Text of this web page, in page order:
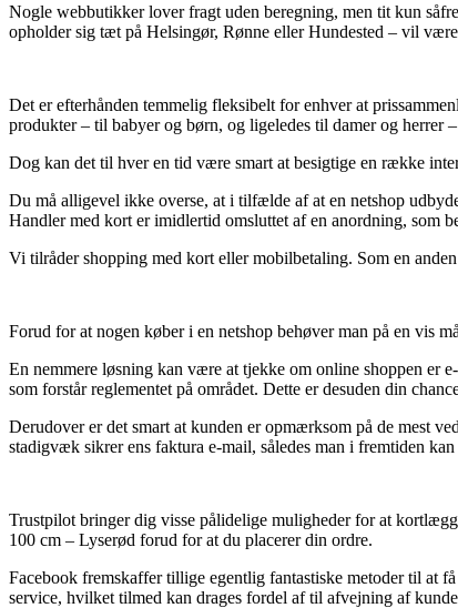
Nogle webbutikker lover fragt uden beregning, men tit kun
opholder sig tæt på Helsingør, Rønne eller Hundested – vil
Det er efterhånden temmelig fleksibelt for enhver at
produkter – til babyer og børn, og ligeledes til damer og herrer
Dog kan det til hver en tid være smart at besigtige en række
Du må alligevel ikke overse, at i tilfælde af at en netshop
Handler med kort er imidlertid omsluttet af en anordning, som
Vi tilråder shopping med kort eller mobilbetaling. Som en
Forud for at nogen køber i en netshop behøver man på en vis
En nemmere løsning kan være at tjekke om online shoppen er
som forstår reglementet på området. Dette er desuden din
Derudover er det smart at kunden er opmærksom på de mest
stadigvæk sikrer ens faktura e-mail, således man i fremtiden
Trustpilot bringer dig visse pålidelige muligheder for at
100 cm – Lyserød forud for at du placerer din ordre.
Facebook fremskaffer tillige egentlig fantastiske metoder til at
service, hvilket tilmed kan drages fordel af til afvejning af